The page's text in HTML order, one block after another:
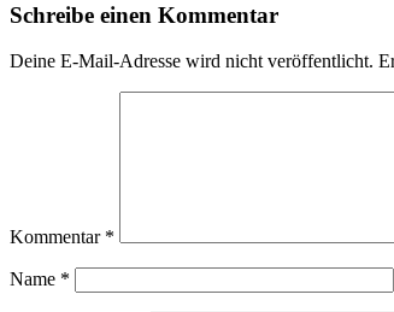
Schreibe einen Kommentar
Deine E-Mail-Adresse wird nicht veröffentlicht.
Kommentar *
Name *